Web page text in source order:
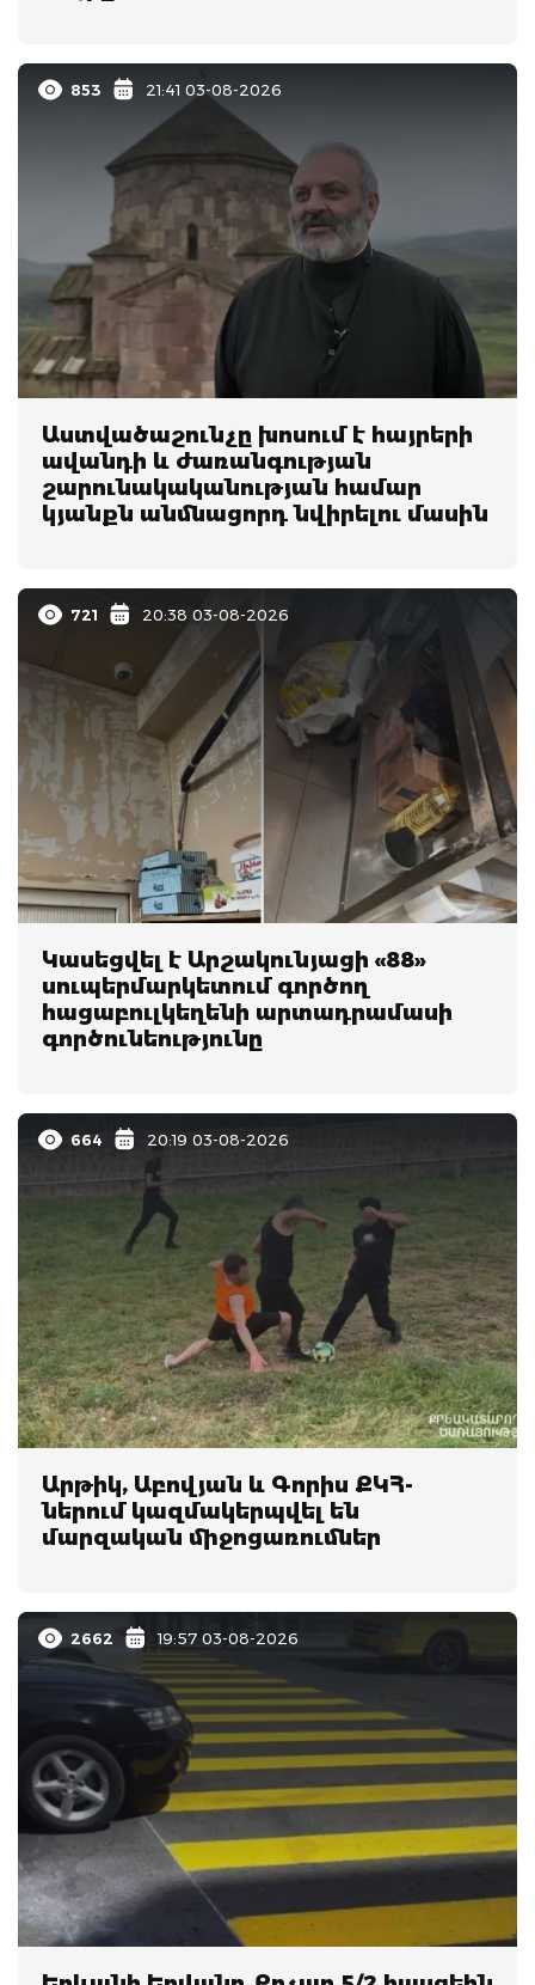
853 21:41 03-08-2026
Աստվածաշունչը խոսում է հայրերի
ավանդի և ժառանգության
շարունակականության համար
կյանքն անմնացորդ նվիրելու մասին
721 20:38 03-08-2026
Կասեցվել է Արշակունյացի «88»
սուպերմարկետում գործող
հացաբուլկեղենի արտադրամասի
գործունեությունը
664 20:19 03-08-2026
Արթիկ, Աբովյան և Գորիս ՔԿՀ-
ներում կազմակերպվել են
մարզական միջոցառումներ
2662 19:57 03-08-2026